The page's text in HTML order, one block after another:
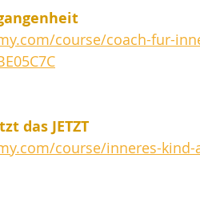
course/coach-fur-
das JETZT
course/inneres-kind-